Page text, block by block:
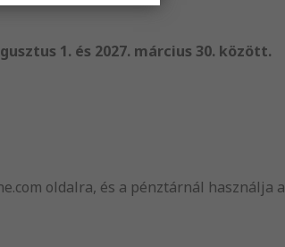
1. és 2027. március 30. között.
oldalra, és a pénztárnál használja a